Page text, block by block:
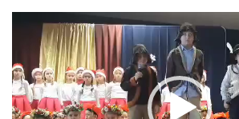
Odtwarzacz